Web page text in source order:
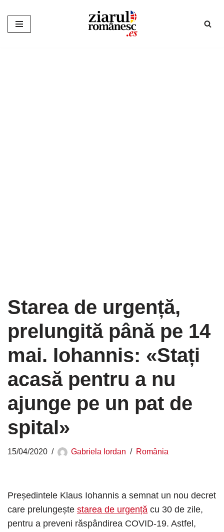
Sari
Starea de urgență,
prelungită până pe 14
mai. Iohannis: «Stați
acasă pentru a nu
ajunge pe un pat de
spital»
15/04/2020 Gabriela Iordan România
Președintele Klaus Iohannis a semnat un nou decret
care prelungește starea de urgență cu 30 de zile,
pentru a preveni răspândirea COVID-19. Astfel,